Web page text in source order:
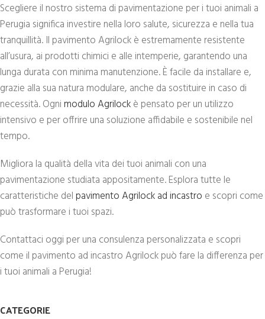
Scegliere il nostro sistema di pavimentazione per i tuoi animali a
Perugia significa investire nella loro salute, sicurezza e nella tua
tranquillità. Il pavimento Agrilock è estremamente resistente
all’usura, ai prodotti chimici e alle intemperie, garantendo una
lunga durata con minima manutenzione. È facile da installare e,
grazie alla sua natura modulare, anche da sostituire in caso di
necessità. Ognimodulo Agrilockè pensato per un utilizzo
intensivo e per offrire una soluzione affidabile e sostenibile nel
tempo.
Migliora la qualità della vita dei tuoi animali con una
pavimentazione studiata appositamente. Esplora tutte le
caratteristiche delpavimento Agrilock ad incastro e scopri come
può trasformare i tuoi spazi.
Contattaci oggi per una consulenza personalizzata e scopri
come il pavimento ad incastro Agrilock può fare la differenza per
i tuoi animali a Perugia!
CATEGORIE